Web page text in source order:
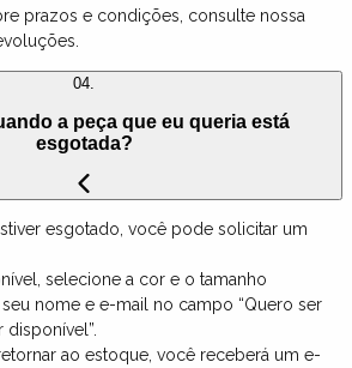
prazos e condições, consulte nossa
04.
a peça que eu queria está
esgotada?
esgotado, você pode solicitar um
selecione a cor e o tamanho
nome e e-mail no campo “Quero ser
ao estoque, você receberá um e-